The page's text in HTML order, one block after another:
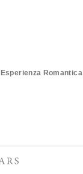
Esperienza Romantica